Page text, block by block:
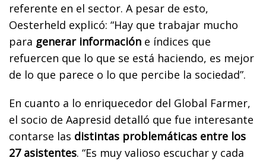
referente en el sector. A pesar de esto,
Oesterheld explicó: “Hay que trabajar mucho
para generar información e índices que
refuercen que lo que se está haciendo, es mejor
de lo que parece o lo que percibe la sociedad”.
En cuanto a lo enriquecedor del Global Farmer,
el socio de Aapresid detalló que fue interesante
contarse las distintas problemáticas entre los
27 asistentes. “Es muy valioso escuchar y cada